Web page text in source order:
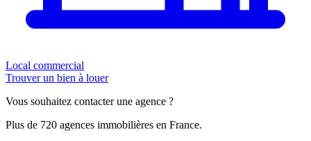
Local commercial
Trouver un bien à louer
Vous souhaitez contacter une agence ?
Plus de 720 agences immobilières en France.